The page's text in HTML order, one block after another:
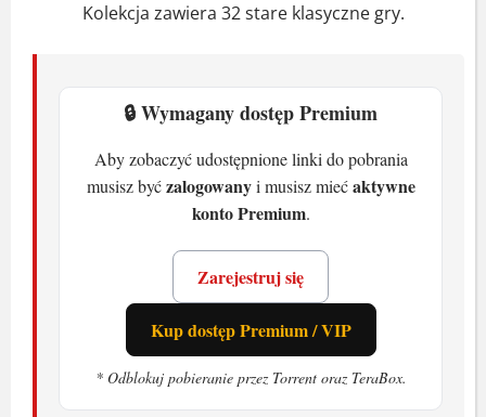
System:Windows 10 64-bit
AMD FX-6300 3.5 GHz
Pamięć:4 GB RAM
760 / Radeon R7 260X
Miejsce na dysku:4 GB
System:
Procesor:Intel Core i7-3770 3.4 GHz /
AMD FX-9590 4.7 GHz
Pamięć:8 GB RAM
Kolekcja zawiera 32 stare klasyczne gry.
🔒 Wymagany dostęp Premium
Aby zobaczyć udostępnione linki do pobrania
musisz byćzalogowanyi musisz miećaktywne
konto Premium.
Zarejestruj się
Kup dostęp Premium / VIP
* Odblokuj pobieranie przez Torrent oraz TeraBox.